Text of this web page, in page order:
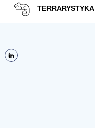
TERRARYSTYKA